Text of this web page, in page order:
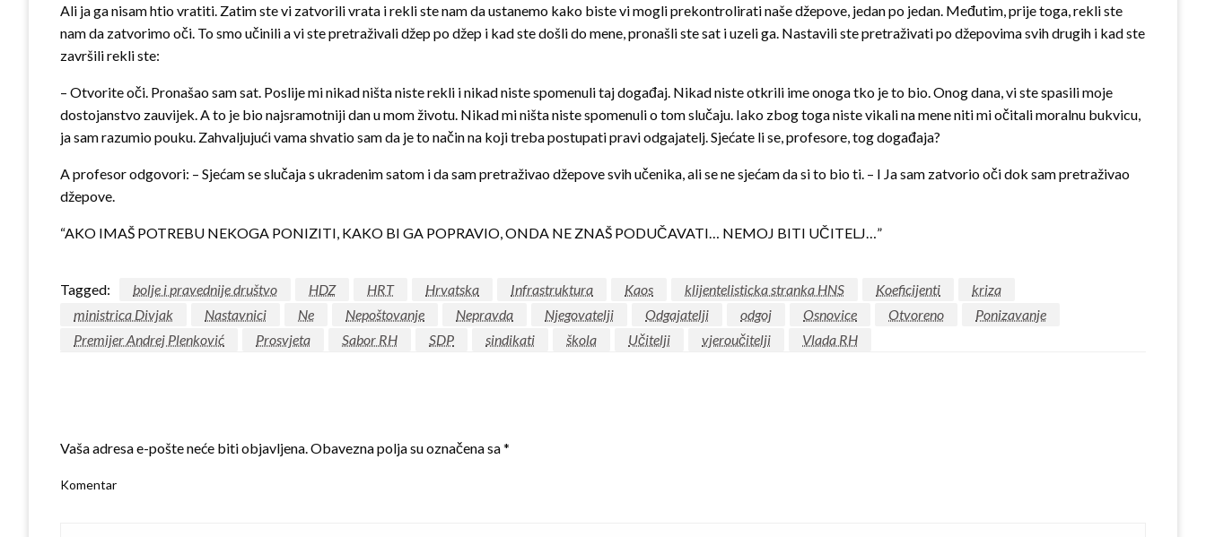
Ali ja ga nisam htio vratiti. Zatim ste vi zatvorili vrata i rekli ste nam da ustanemo kako biste vi mogli prekontrolirati naše džepove, jedan po jedan. Međutim, prije toga, rekli ste
nam da zatvorimo oči. To smo učinili a vi ste pretraživali džep po džep i kad ste došli do mene, pronašli ste sat i uzeli ga. Nastavili ste pretraživati po džepovima svih drugih i kad ste
završili rekli ste:
– Otvorite oči. Pronašao sam sat. Poslije mi nikad ništa niste rekli i nikad niste spomenuli taj događaj. Nikad niste otkrili ime onoga tko je to bio. Onog dana, vi ste spasili moje
dostojanstvo zauvijek. A to je bio najsramotniji dan u mom životu. Nikad mi ništa niste spomenuli o tom slučaju. Iako zbog toga niste vikali na mene niti mi očitali moralnu bukvicu,
ja sam razumio pouku. Zahvaljujući vama shvatio sam da je to način na koji treba postupati pravi odgajatelj. Sjećate li se, profesore, tog događaja?
A profesor odgovori: – Sjećam se slučaja s ukradenim satom i da sam pretraživao džepove svih učenika, ali se ne sjećam da si to bio ti. – I Ja sam zatvorio oči dok sam pretraživao
džepove.
“AKO IMAŠ POTREBU NEKOGA PONIZITI, KAKO BI GA POPRAVIO, ONDA NE ZNAŠ PODUČAVATI… NEMOJ BITI UČITELJ…”
Tagged: bolje i pravednije društvo HDZ HRT Hrvatska Infrastruktura Kaos klijentelisticka stranka HNS Koeficijenti
kriza
ministrica Divjak
Nastavnici Ne Nepoštovanje Nepravda Njegovatelji Odgajatelji odgoj Osnovice Otvoreno
Ponizavanje
Premijer Andrej Plenković
Prosvjeta Sabor RH SDP sindikati škola Učitelji vjeroučitelji Vlada RH
Vaša adresa e-pošte neće biti objavljena.Obavezna polja su označena sa*
Komentar